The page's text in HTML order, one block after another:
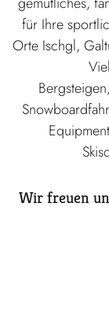
für Ihre
Orte Ischgl,
Wir freuen